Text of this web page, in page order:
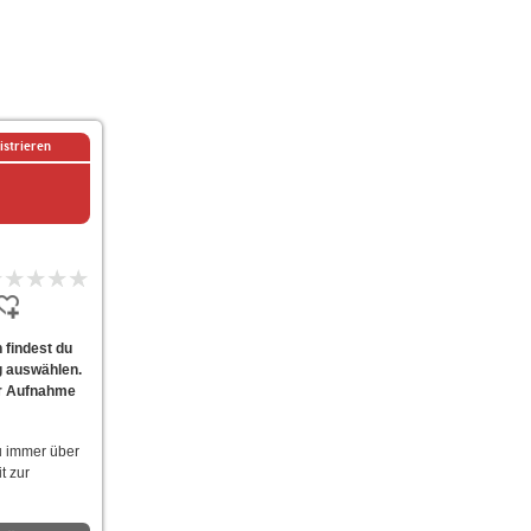
findest du
auswählen.
Aufnahme
immer über
zur